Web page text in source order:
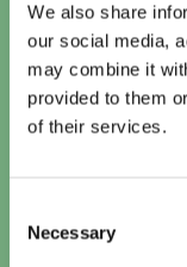
We also share
our social media,
may combine it
provided to them
of their services.
Selection
Necessary
Vandaag
Te zien bij